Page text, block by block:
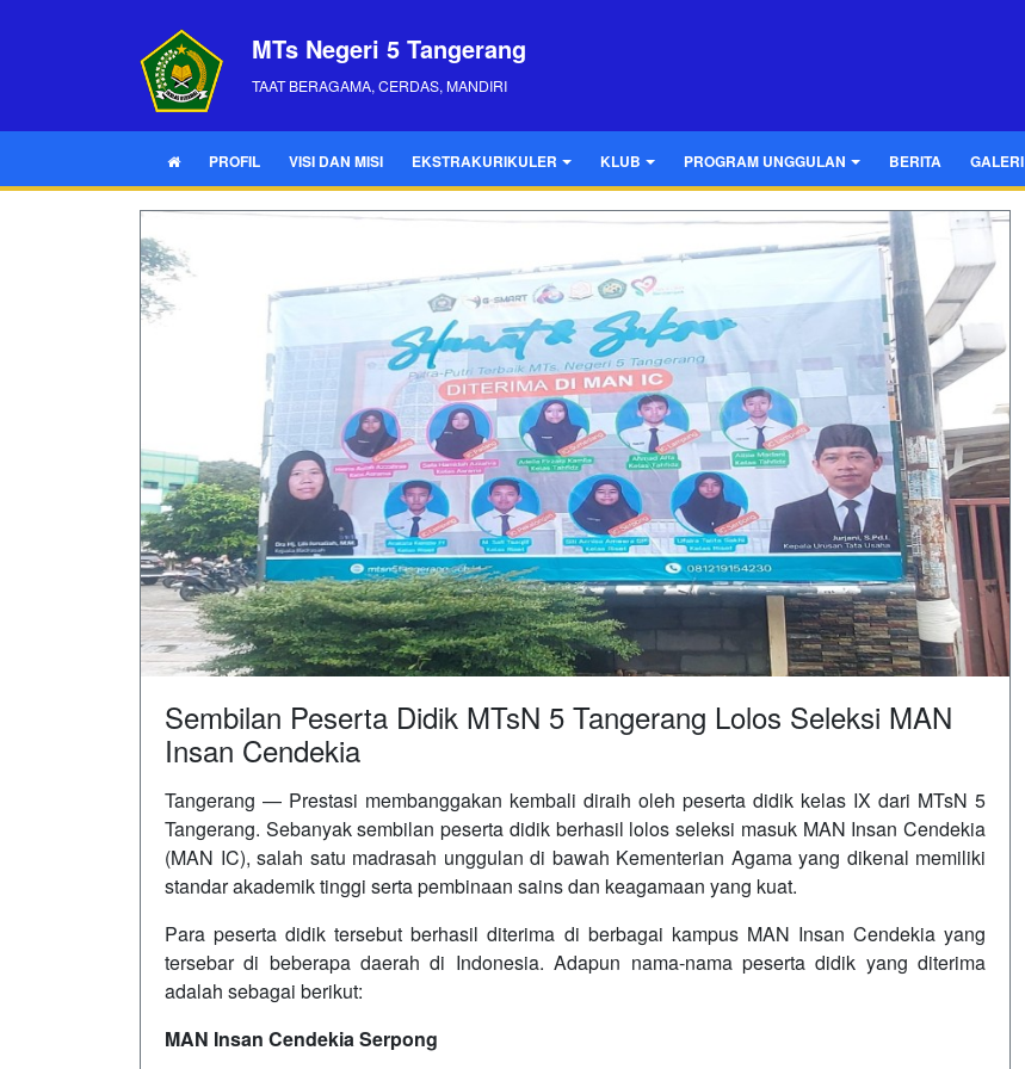
MTs Negeri 5 Tangerang
TAAT BERAGAMA, CERDAS, MANDIRI
PROFIL VISI DAN MISI EKSTRAKURIKULER KLUB PROGRAM UNGGULAN BERITA GALERI
Sembilan Peserta Didik MTsN 5 Tangerang Lolos Seleksi MAN
Insan Cendekia
Tangerang — Prestasi membanggakan kembali diraih oleh peserta didik kelas IX dari MTsN 5
Tangerang. Sebanyak sembilan peserta didik berhasil lolos seleksi masuk MAN Insan Cendekia
(MAN IC), salah satu madrasah unggulan di bawah Kementerian Agama yang dikenal memiliki
standar akademik tinggi serta pembinaan sains dan keagamaan yang kuat.
Para peserta didik tersebut berhasil diterima di berbagai kampus MAN Insan Cendekia yang
tersebar di beberapa daerah di Indonesia. Adapun nama-nama peserta didik yang diterima
adalah sebagai berikut:
MAN Insan Cendekia Serpong